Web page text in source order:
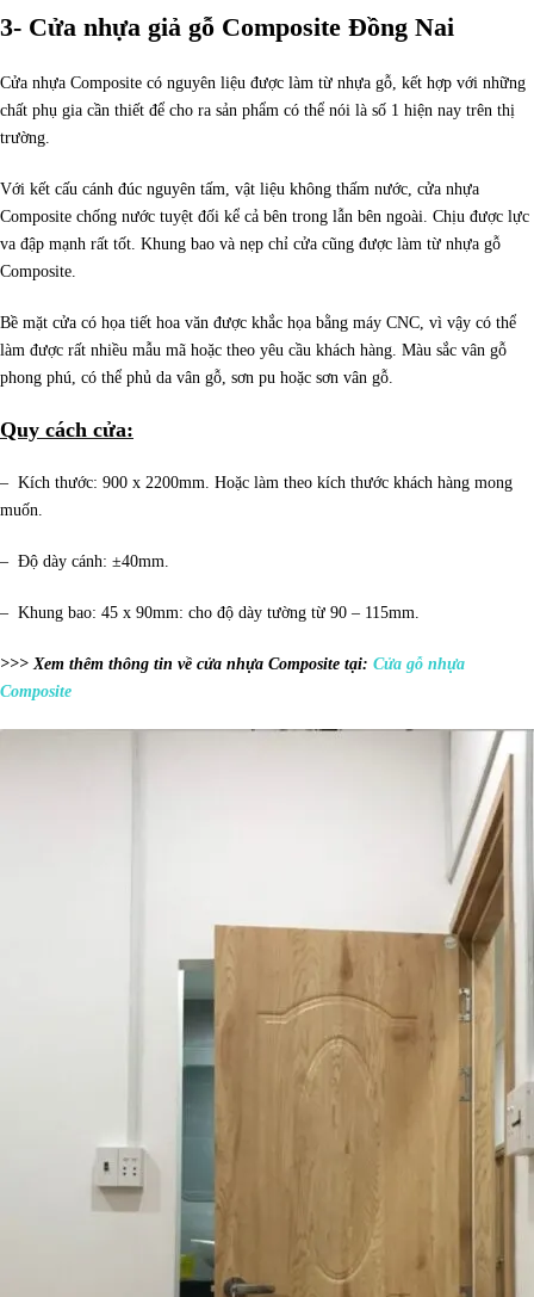
3- Cửa nhựa giả gỗ Composite Đồng Nai
Cửa nhựa Composite có nguyên liệu được làm từ nhựa gỗ, kết hợp với những
chất phụ gia cần thiết để cho ra sản phẩm có thể nói là số 1 hiện nay trên thị
trường.
Với kết cấu cánh đúc nguyên tấm, vật liệu không thấm nước, cửa nhựa
Composite chống nước tuyệt đối kể cả bên trong lẫn bên ngoài. Chịu được lực
va đập mạnh rất tốt. Khung bao và nẹp chỉ cửa cũng được làm từ nhựa gỗ
Composite.
Bề mặt cửa có họa tiết hoa văn được khắc họa bằng máy CNC, vì vậy có thể
làm được rất nhiều mẫu mã hoặc theo yêu cầu khách hàng. Màu sắc vân gỗ
phong phú, có thể phủ da vân gỗ, sơn pu hoặc sơn vân gỗ.
Quy cách cửa:
– Kích thước: 900 x 2200mm. Hoặc làm theo kích thước khách hàng mong
muốn.
– Độ dày cánh: ±40mm.
– Khung bao: 45 x 90mm: cho độ dày tường từ 90 – 115mm.
>>> Xem thêm thông tin về cửa nhựa Composite tại: Cửa gỗ nhựa
Composite